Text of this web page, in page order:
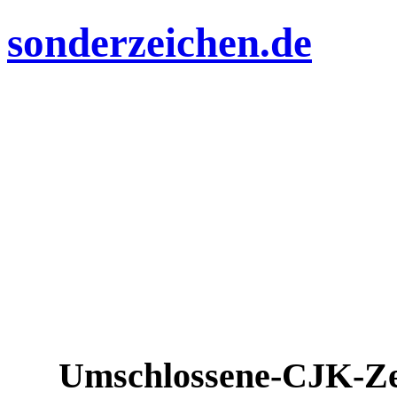
sonderzeichen.de
Umschlossene-CJK-